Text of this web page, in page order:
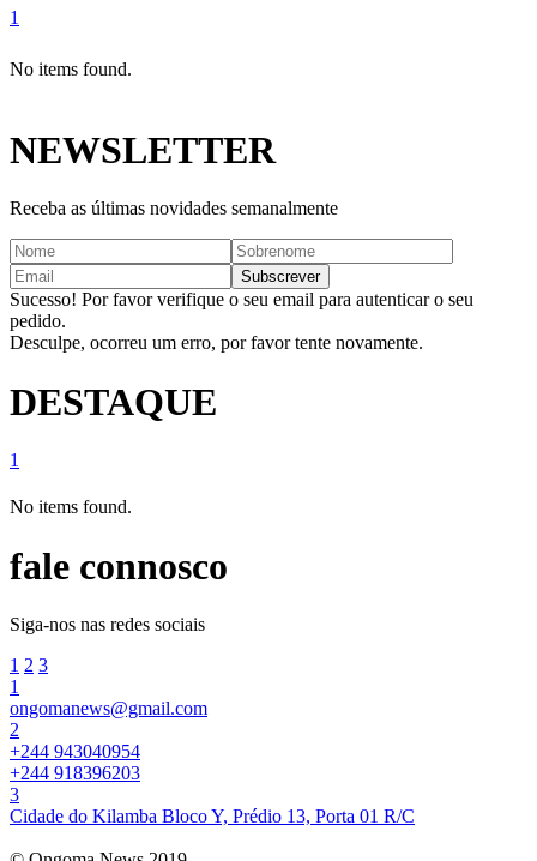
1
No items found.
NEWSLETTER
Receba as últimas novidades semanalmente
Sucesso! Por favor verifique o seu email para autenticar o seu
pedido.
Desculpe, ocorreu um erro, por favor tente novamente.
DESTAQUE
1
No items found.
fale connosco
Siga-nos nas redes sociais
1 2 3
1
ongomanews@gmail.com
2
+244 943040954
+244 918396203
3
Cidade do Kilamba Bloco Y, Prédio 13, Porta 01 R/C